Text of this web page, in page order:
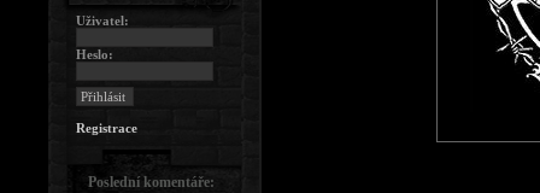
Uživatel:
Heslo:
Registrace
Poslední komentáře: